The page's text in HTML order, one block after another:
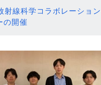
射線科学コラボレーショ
の開催